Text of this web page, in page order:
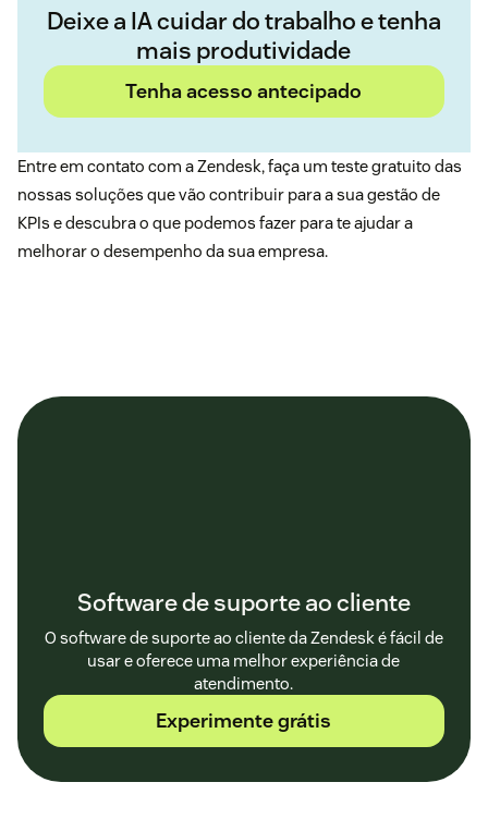
Deixe a IA cuidar do trabalho e tenha
mais produtividade
Tenha acesso antecipado
Entre em contato com a Zendesk, faça um teste gratuito das
nossas soluções que vão contribuir para a sua gestão de
KPIs e descubra o que podemos fazer para te ajudar a
melhorar o desempenho da sua empresa.
Software de suporte ao cliente
O software de suporte ao cliente da Zendesk é fácil de
usar e oferece uma melhor experiência de
atendimento.
Experimente grátis